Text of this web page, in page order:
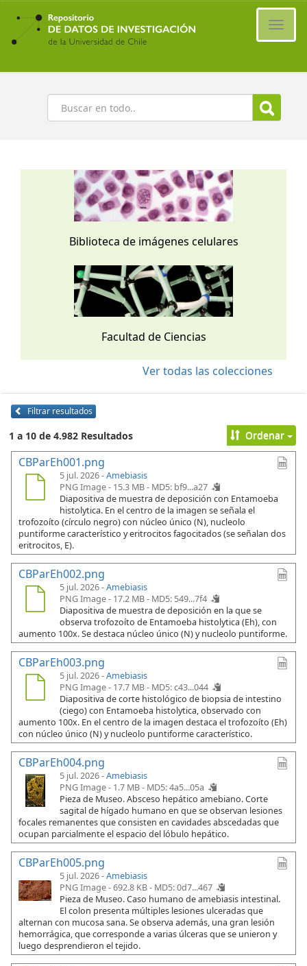
Ir
contenido
principal
Buscar
Biblioteca de imágenes celulares
Facultad de Ciencias
Ver todas las colecciones
Filtrar resultados
1 a 10 de 4.982 Resultados Ordenar
CBParEh001.png
5 jul. 2026 -Amebiasis
PNG Image - 15.3 MB - MD5: bf9...a27
Diapositiva de muestra de deposición con Entamoeba
histolytica. En el centro de la imagen se señala el
trofozoíto (círculo negro) con núcleo único (N), nucleolo
puntiforme característico y eritrocitos fagocitados (se señalan dos
eritrocitos, E).
CBParEh002.png
5 jul. 2026 -Amebiasis
PNG Image - 17.2 MB - MD5: 549...7f4
Diapositiva de muestra de deposición en la que se
observa trofozoíto de Entamoeba histolytica (Eh), con
aumento 100x. Se destaca núcleo único (N) y nucleolo puntiforme.
CBParEh003.png
5 jul. 2026 -Amebiasis
PNG Image - 17.7 MB - MD5: c43...044
Diapositiva de corte histológico de biopsia de intestino
(ciego) con Entamoeba histolytica, observado con
aumento 100x. En el centro de la imagen destaca el trofozoíto (Eh)
con núcleo único (N) y nucleolo puntiforme característico.
CBParEh004.png
5 jul. 2026 -Amebiasis
PNG Image - 1.7 MB - MD5: 4a5...05a
Pieza de Museo. Absceso hepático amebiano. Corte
sagital de hígado humano en que se observan lesiones
focales remanentes que consisten en cavidades abscedadas que
ocupan parcialmente el espacio del lóbulo hepático.
CBParEh005.png
5 jul. 2026 -Amebiasis
PNG Image - 692.8 KB - MD5: 0d7...467
Pieza de Museo. Caso humano de amebiasis intestinal.
El colon presenta múltiples lesiones ulceradas que
alternan con mucosa sana. Se observa además, una gran lesión
hemorrágica, que corresponde a varias úlceras que se unieron y
luego desprendieron el tejido.